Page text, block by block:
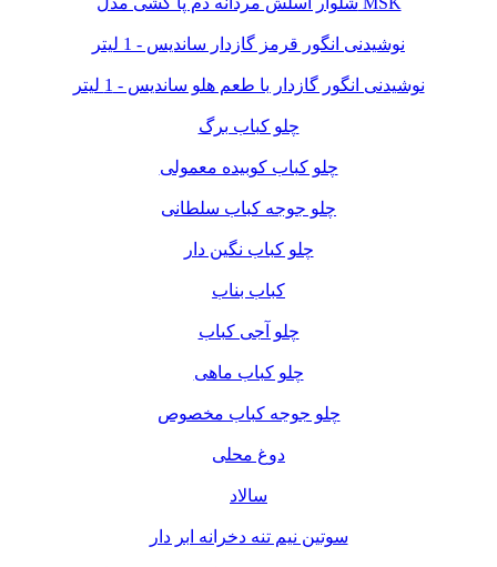
نوشیدنی انگور قرمز گازدار ساندیس - 1 لیتر
نوشیدنی انگور گازدار با طعم هلو ساندیس - 1 لیتر
چلو کباب برگ
چلو کباب کوبیده معمولی
چلو جوجه کباب سلطانی
چلو کباب نگین دار
کباب بناب
چلو آجی کباب
چلو کباب ماهی
چلو جوجه کباب مخصوص
دوغ محلی
سالاد
سوتین نیم تنه دخرانه ابر دار